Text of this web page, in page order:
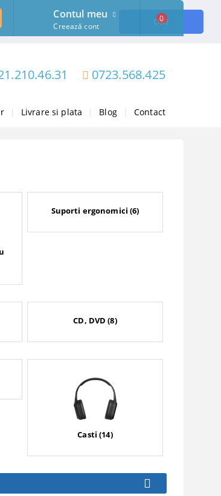
OK!
0723.568.425
Livrare si plata Blog Contact
Contul meu
Creează cont
0
Suporti ergonomici (6)
CD, DVD (8)
Casti (14)